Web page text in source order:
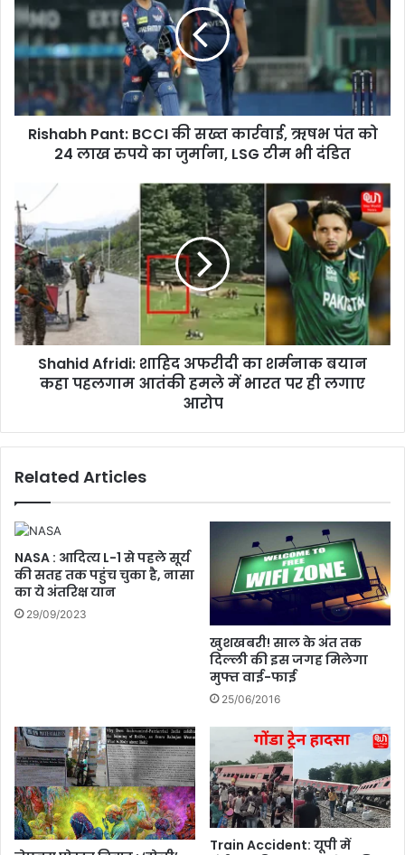
h
a
b
a
C
C
I
की
स
ख्त
का
ष
पं
2
4
ला
ख
रु
,
L
S
G
टी
म
Rishabh Pant: BCCI की सख्त कार्रवाई, ऋषभ पंत को
24 लाख रुपये का जुर्माना, LSG टीम भी दंडित
h
a
h
i
d
A
f
r
द
री
दी
का
श
र्म
हा
प
ह
ल
गा
म
Shahid Afridi: शाहिद अफरीदी का शर्मनाक बयान
कहा पहलगाम आतंकी हमले में भारत पर ही लगाए
आरोप
Related Articles
NASA : आदित्य L-1 से पहले सूर्य
की सतह तक पहुंच चुका है, नासा
का ये अंतरिक्ष यान
29/09/2023
खुशखबरी! साल के अंत तक
दिल्ली की इस जगह मिलेगा
मुफ्त वाई-फाई
25/06/2016
Train Accident: यूपी में